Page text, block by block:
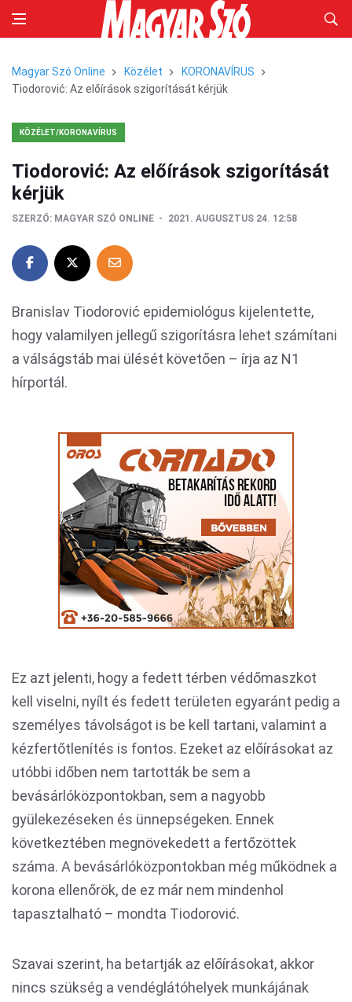
Magyar Szó Online Közélet
KORONAVÍRUS
Tiodorović: Az előírások szigorítását kérjük
KÖZÉLET/KORONAVÍRUS
Tiodorović: Az előírások szigorítását
kérjük
SZERZŐ: MAGYAR SZÓ ONLINE 2021. AUGUSZTUS 24. 12:58
Branislav Tiodorović epidemiológus kijelentette,
hogy valamilyen jellegű szigorításra lehet számítani
a válságstáb mai ülését követően – írja az N1
hírportál.
Ez azt jelenti, hogy a fedett térben védőmaszkot
kell viselni, nyílt és fedett területen egyaránt pedig a
személyes távolságot is be kell tartani, valamint a
kézfertőtlenítés is fontos. Ezeket az előírásokat az
utóbbi időben nem tartották be sem a
bevásárlóközpontokban, sem a nagyobb
gyülekezéseken és ünnepségeken. Ennek
következtében megnövekedett a fertőzöttek
száma. A bevásárlóközpontokban még működnek a
korona ellenőrök, de ez már nem mindenhol
tapasztalható – mondta Tiodorović.
Szavai szerint, ha betartják az előírásokat, akkor
nincs szükség a vendéglátóhelyek munkájának